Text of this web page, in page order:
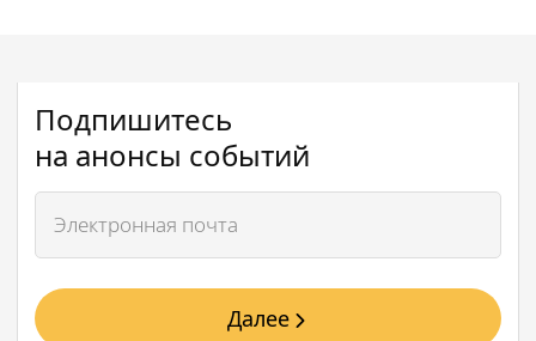
Подпишитесь
на анонсы событий
Далее